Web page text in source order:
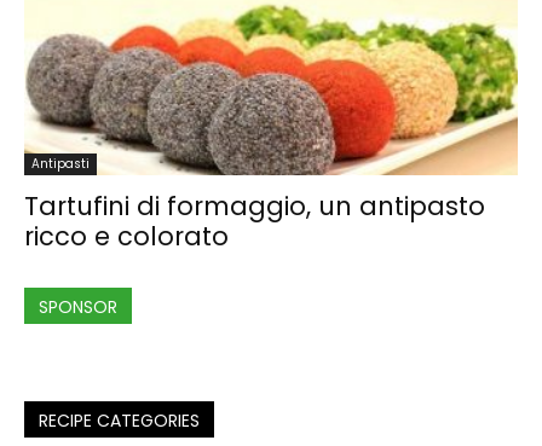
Antipasti
Tartufini di formaggio, un antipasto
ricco e colorato
SPONSOR
RECIPE CATEGORIES